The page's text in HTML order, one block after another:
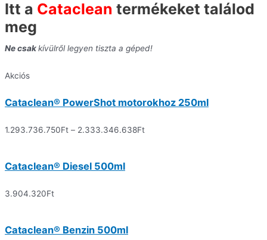
Itt a Cataclean termékeket találod
meg
Ne csakkívülről legyen tiszta a géped!
Akciós
Cataclean® PowerShot motorokhoz 250ml
1.293.736.750Ft – 2.333.346.638Ft
Cataclean® Diesel 500ml
3.904.320Ft
Cataclean® Benzin 500ml